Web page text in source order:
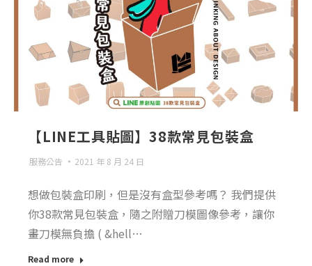
【LINE工具貼圖】38款常見包裝盒
服務公告 2021 年 8 月 24 日
想做包裝盒印刷，但是沒有盒型參考嗎？ 我們提供
你38款常見包裝盒，隨之附贈刀模圖像參考，讓你
畫刀模無負擔 ( &hell…
Read more